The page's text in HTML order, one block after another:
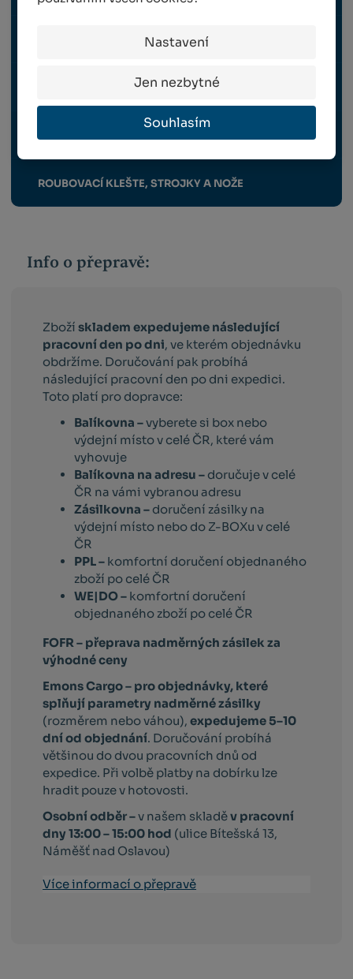
Nastavení
Jen nezbytné
Souhlasím
NÁHRADNÍ DÍLY FELCO
NÁHRADNÍ DÍLY BERGER
OCHRANNÉ PRACOVNÍ POMŮCKY
ROUBOVACÍ KLEŠTE, STROJKY A NOŽE
Info o přepravě:
Zbožískladem expedujeme následující
pracovní den po dni, ve kterém objednávku
obdržíme. Doručování pak probíhá
následující pracovní den po dni expedici.
Toto platí pro dopravce:
Balíkovna –vyberete si box nebo
výdejní místo v celé ČR, které vám
vyhovuje
Balíkovna na adresu – doručuje v celé
ČR na vámi vybranou adresu
Zásilkovna – doručení zásilky na
výdejní místo nebo do Z-BOXu v celé
ČR
PPL – komfortní doručení objednaného
zboží po celé ČR
WE|DO – komfortní doručení
objednaného zboží po celé ČR
FOFR – přeprava nadměrných zásilek za
výhodné ceny
Emons Cargo – pro objednávky, které
splňují parametry nadměrné zásilky
(rozměrem nebo váhou),expedujeme 5–10
dní od objednání. Doručování probíhá
většinou do dvou pracovních dnů od
expedice. Při volbě platby na dobírku lze
hradit pouze v hotovosti.
Osobní odběr –v našem skladěv pracovní
dny 13:00 – 15:00 hod (ulice Bítešská 13,
Náměšť nad Oslavou)
Více informací o přepravě